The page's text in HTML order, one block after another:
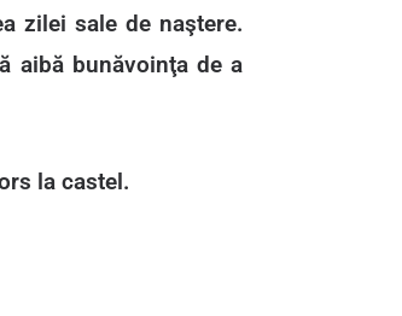
zilei sale de naştere.
aibă bunăvoinţa de a
la castel.